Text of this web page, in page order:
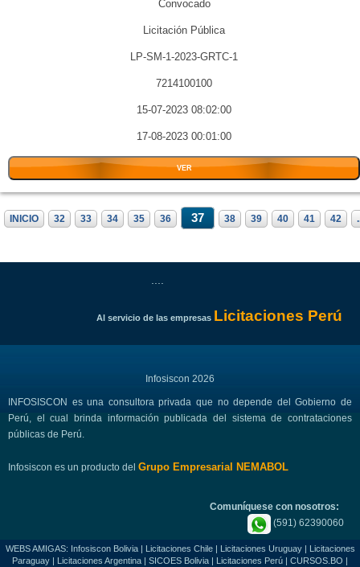
Convocado
Licitación Pública
LP-SM-1-2023-GRTC-1
7214100100
15-07-2023 08:02:00
17-08-2023 00:01:00
VER
INICIO 32 33 34 35 36 37 38 39 40 41 42
Al servicio de las empresas Licitaciones Perú
Infosiscon 2026
INFOSISCON es una consultora privada que no depende del Gobierno de
Perú, el cual brinda información publicada del sistema de contrataciones
públicas de Perú.
Infosiscon es un producto del Grupo Empresarial NEMABOL
Comuníquese con nosotros:
(591) 62390060
WEBS AMIGAS: Infosiscon Bolivia| Licitaciones Chile| Licitaciones Uruguay| Licitaciones
Paraguay | Licitaciones Argentina | SICOES Bolivia | Licitaciones Perú | CURSOS.BO |